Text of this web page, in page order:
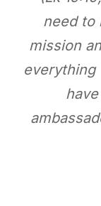
need to
mission